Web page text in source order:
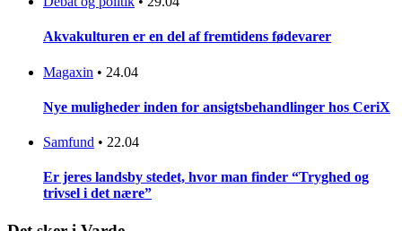
Akvakulturen er en del af fremtidens fødevarer
Magaxin • 24.04
Nye muligheder inden for ansigtsbehandlinger hos CeriX
Samfund • 22.04
Er jeres landsby stedet, hvor man finder “Tryghed og
trivsel i det nære”